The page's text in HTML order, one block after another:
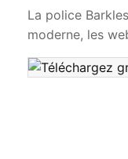
La police
moderne, les